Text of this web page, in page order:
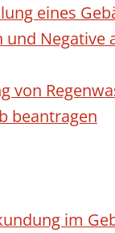
eines
Negative
von
beantragen
im